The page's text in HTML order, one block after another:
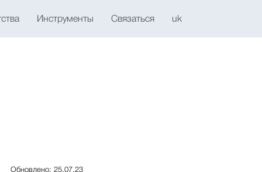
Инструменты Связаться uk
Обновлено: 25.07.23